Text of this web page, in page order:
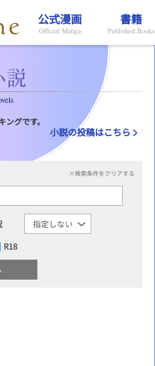
公式漫画
Official Manga
書籍
Published Books
グです。
小説の投稿はこちら
×検索条件をクリアする
R18